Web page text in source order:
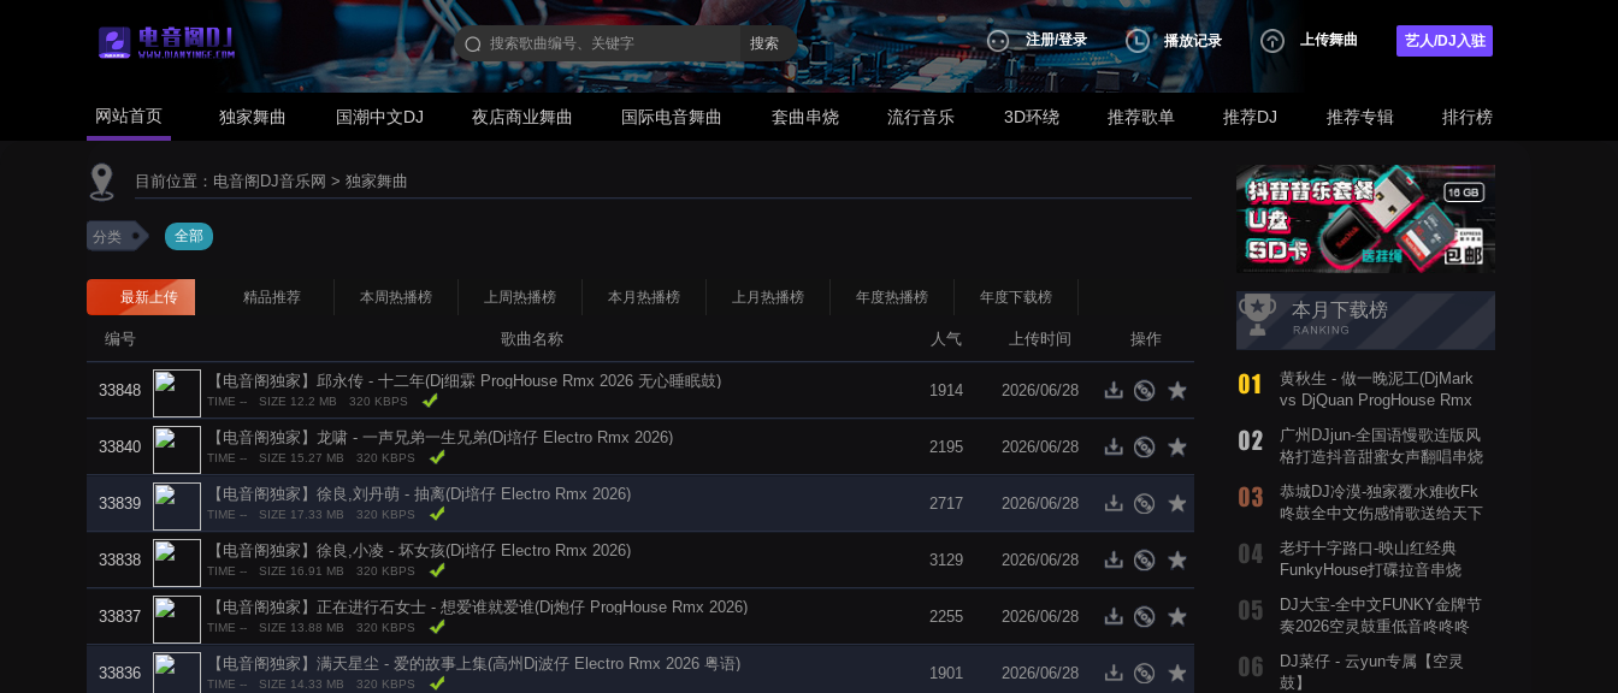
搜索 注册/登录 播放记录 上传舞曲 艺人/DJ入驻
网站首页 独家舞曲 国潮中文DJ 夜店商业舞曲 国际电音舞曲 套曲串烧 流行音乐 3D环绕 推荐歌单 推荐DJ 推荐专辑 排行榜
目前位置： 电音阁DJ音乐网 > 独家舞曲
分类 全部
最新上传 精品推荐 本周热播榜 上周热播榜 本月热播榜 上月热播榜 年度热播榜 年度下载榜
编号 歌曲名称 人气 上传时间 操作
33848
【电音阁独家】邱永传 - 十二年(Dj细霖 ProgHouse Rmx 2026 无心睡眠鼓)
TIME -- SIZE 12.2 MB 320 KBPS
1914 2026/06/28
33840
【电音阁独家】龙啸 - 一声兄弟一生兄弟(Dj培仔 Electro Rmx 2026)
TIME -- SIZE 15.27 MB 320 KBPS
2195 2026/06/28
33839
【电音阁独家】徐良,刘丹萌 - 抽离(Dj培仔 Electro Rmx 2026)
TIME -- SIZE 17.33 MB 320 KBPS
2717 2026/06/28
33838
【电音阁独家】徐良,小凌 - 坏女孩(Dj培仔 Electro Rmx 2026)
TIME -- SIZE 16.91 MB 320 KBPS
3129 2026/06/28
33837
【电音阁独家】正在进行石女士 - 想爱谁就爱谁(Dj炮仔 ProgHouse Rmx 2026)
TIME -- SIZE 13.88 MB 320 KBPS
2255 2026/06/28
33836
【电音阁独家】满天星尘 - 爱的故事上集(高州Dj波仔 Electro Rmx 2026 粤语)
TIME -- SIZE 14.33 MB 320 KBPS
1901 2026/06/28
本月下载榜
黄秋生 - 做一晚泥工(DjMark
vs DjQuan ProgHouse Rmx
广州DJjun-全国语慢歌连版风
格打造抖音甜蜜女声翻唱串烧
恭城DJ冷漠-独家覆水难收Fk
咚鼓全中文伤感情歌送给天下
老圩十字路口-映山红经典
FunkyHouse打碟拉音串烧
DJ大宝-全中文FUNKY金牌节
奏2026空灵鼓重低音咚咚咚
DJ菜仔 - 云yun专属【空灵
鼓】